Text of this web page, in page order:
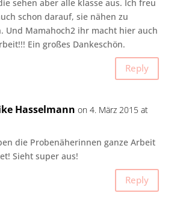
sehen aber alle klasse aus. Ich freu
schon darauf, sie nähen zu
Und Mamahoch2 ihr macht hier auch
Ein großes Dankeschön.
Reply
Hasselmann on 4. März 2015 at
die Probenäherinnen ganze Arbeit
Sieht super aus!
Reply